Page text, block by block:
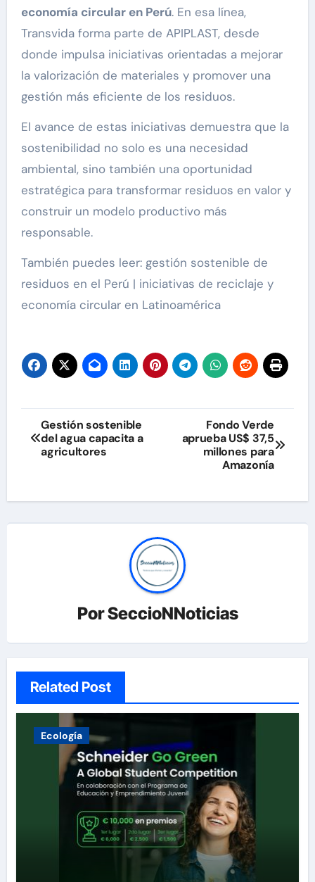
economía circular en Perú. En esa línea,
Transvida forma parte de APIPLAST, desde
donde impulsa iniciativas orientadas a mejorar
la valorización de materiales y promover una
gestión más eficiente de los residuos.
El avance de estas iniciativas demuestra que la
sostenibilidad no solo es una necesidad
ambiental, sino también una oportunidad
estratégica para transformar residuos en valor y
construir un modelo productivo más
responsable.
También puedes leer: gestión sostenible de
residuos en el Perú | iniciativas de reciclaje y
economía circular en Latinoamérica
Navegación
de
Gestión sostenible
del agua capacita a
agricultores
Fondo Verde
aprueba US$ 37,5
millones para
Amazonía
PorSeccioNNoticias
Related Post
Ecología